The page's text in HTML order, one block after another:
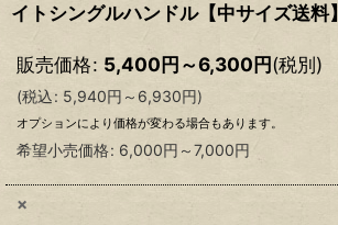
イトシングルハンドル【中サイズ送料】
販売価格: 5,400円～6,300円(税別)
(税込: 5,940円 ～6,930円)
オプションにより価格が変わる場合もあります。
希望小売価格: 6,000円 ～7,000円
×